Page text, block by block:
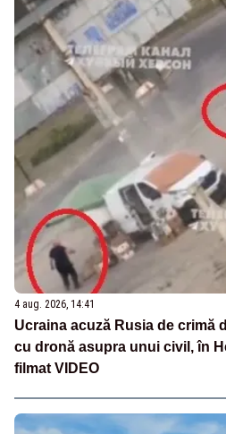
4 aug. 2026, 14:41
Ucraina acuză Rusia de crimă
cu dronă asupra unui civil, în
filmat VIDEO